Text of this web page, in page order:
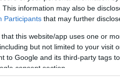
This information may also be
Participants that may further
that this website/app uses one or
but not limited to your visit
to Google and its third-party tags
consent section.
pár gondolatot a
Neil Druckmann.
Us sorozat harmadik
majd